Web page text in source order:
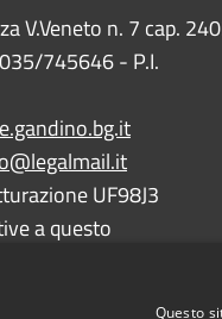
V.Veneto n. 7 cap.
745646 - P.I.
UF98J3
a questo
Questo